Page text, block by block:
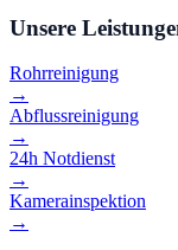
Unsere
Rohrreinigung
→
Abflussreinigung
→
24h Notdienst
→
Kamerainspektion
→